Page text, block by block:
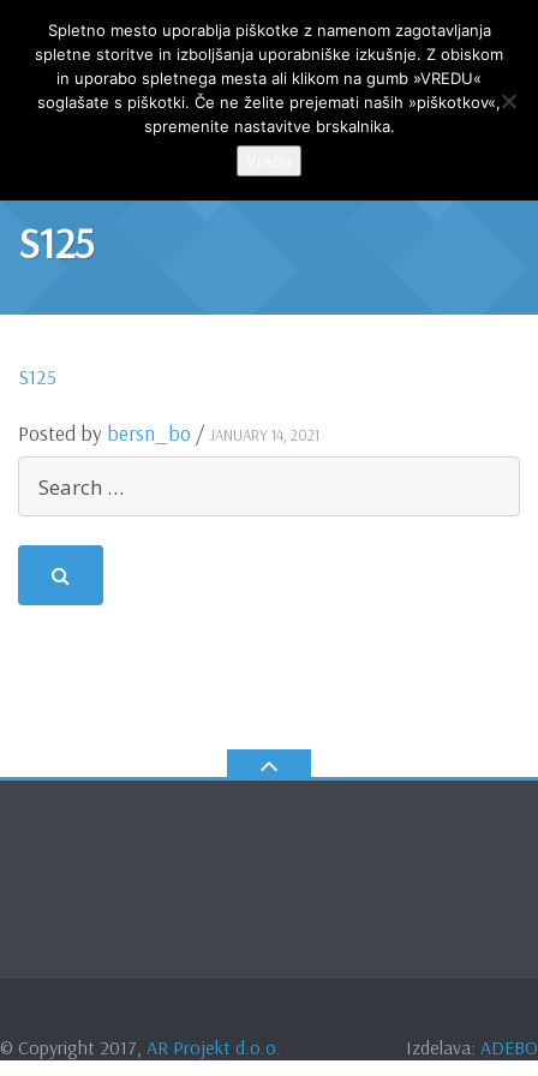
Skip
content
S125
S125
Posted by bersn_bo / JANUARY 14, 2021
© Copyright 2017, AR Projekt d.o.o. Izdelava: ADEBO
AR Projekt
Spletno mesto uporablja piškotke z namenom zagotavljanja
spletne storitve in izboljšanja uporabniške izkušnje. Z obiskom
in uporabo spletnega mesta ali klikom na gumb »VREDU«
soglašate s piškotki. Če ne želite prejemati naših »piškotkov«,
spremenite nastavitve brskalnika.